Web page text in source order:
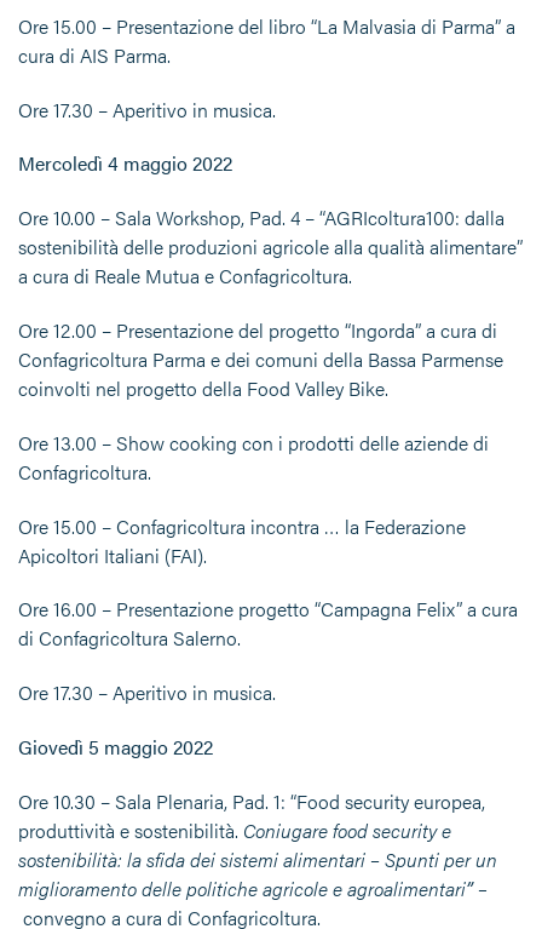
Ore 15.00 – Presentazione del libro “La Malvasia di Parma” a
cura di AIS Parma.
Ore 17.30 – Aperitivo in musica.
Mercoledì 4 maggio 2022
Ore 10.00 – Sala Workshop, Pad. 4 – “AGRIcoltura100: dalla
sostenibilità delle produzioni agricole alla qualità alimentare”
a cura di Reale Mutua e Confagricoltura.
Ore 12.00 – Presentazione del progetto “Ingorda” a cura di
Confagricoltura Parma e dei comuni della Bassa Parmense
coinvolti nel progetto della Food Valley Bike.
Ore 13.00 – Show cooking con i prodotti delle aziende di
Confagricoltura.
Ore 15.00 – Confagricoltura incontra … la Federazione
Apicoltori Italiani (FAI).
Ore 16.00 – Presentazione progetto “Campagna Felix” a cura
di Confagricoltura Salerno.
Ore 17.30 – Aperitivo in musica.
Giovedì 5 maggio 2022
Ore 10.30 – Sala Plenaria, Pad. 1: “Food security europea,
produttività e sostenibilità. Coniugare food security e
sostenibilità: la sfida dei sistemi alimentari – Spunti per un
miglioramento delle politiche agricole e agroalimentari” –
convegno a cura di Confagricoltura.